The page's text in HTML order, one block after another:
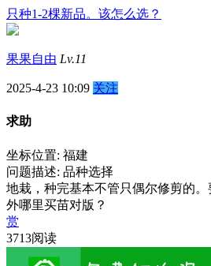
只种1-2棵新品。该怎么选？
果果自由 Lv.11
2025-4-23 10:09 关注
求助
坐标位置: 福建
问题描述: 品种选择
地栽，种完基本不管只偶尔修剪的
外哪里买苗对版？
赏
3713阅读